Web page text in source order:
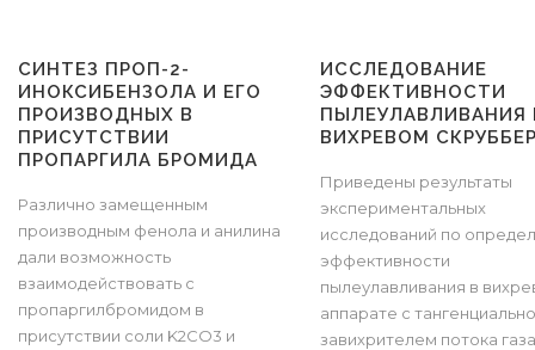
СИНТЕЗ ПРОП-2-
ИНОКСИБЕНЗОЛА И ЕГО
ПРОИЗВОДНЫХ В
ПРИСУТСТВИИ
ПРОПАРГИЛА БРОМИДА
Различно замещенным
производным фенола и анилина
дали возможность
взаимодействовать с
пропаргилбромидом в
присутствии соли K2CO3 и
ИССЛЕДОВАНИЕ
ЭФФЕКТИВНОСТИ
ПЫЛЕУЛАВЛИВАНИЯ
ВИХРЕВОМ
Приведены результаты
экспериментальных
исследований по
эффективности
пылеулавливания в
аппарате с
завихрителем потока